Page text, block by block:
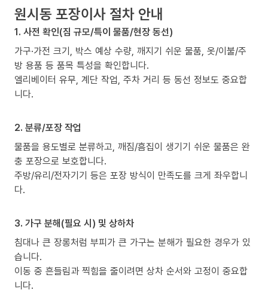
원시동 포장이사 절차 안내
1. 사전 확인(짐 규모/특이 물품/현장 동선)
가구·가전 크기, 박스 예상 수량, 깨지기 쉬운 물품, 옷/이불/주
방 용품 등 품목 특성을 확인합니다.
엘리베이터 유무, 계단 작업, 주차 거리 등 동선 정보도 중요합
니다.
2. 분류/포장 작업
물품을 용도별로 분류하고, 깨짐/흠집이 생기기 쉬운 물품은 완
충 포장으로 보호합니다.
주방/유리/전자기기 등은 포장 방식이 만족도를 크게 좌우합니
다.
3. 가구 분해(필요 시) 및 상하차
침대나 큰 장롱처럼 부피가 큰 가구는 분해가 필요한 경우가 있
습니다.
이동 중 흔들림과 찍힘을 줄이려면 상차 순서와 고정이 중요합
니다.